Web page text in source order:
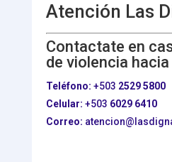
Atención Las
Contactate en
de violencia
Teléfono: +503 2529 5800
Celular: +503 6029 6410
Correo: